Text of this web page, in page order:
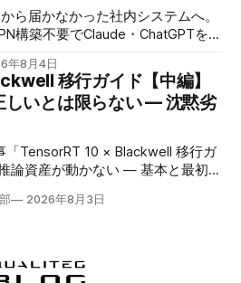
ら届かなかった社内システムへ。
構築不要でClaude・ChatGPTを安
年8月4日
移行ガイド【中編】
しいとは限らない — 沈黙劣
論資産が動かない — 基本と最初の
10 化を最小構成で通す手順を扱
2026年8月3日